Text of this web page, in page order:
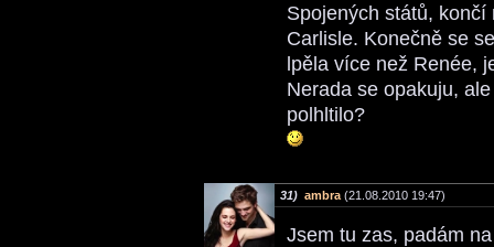
Spojených států,
Carlisle. Konečně se
lpěla více než Renée,
Nerada se opakuju,
polhltilo?
31) ambra (21.08.2010 19:47)
Jsem tu zas, padám